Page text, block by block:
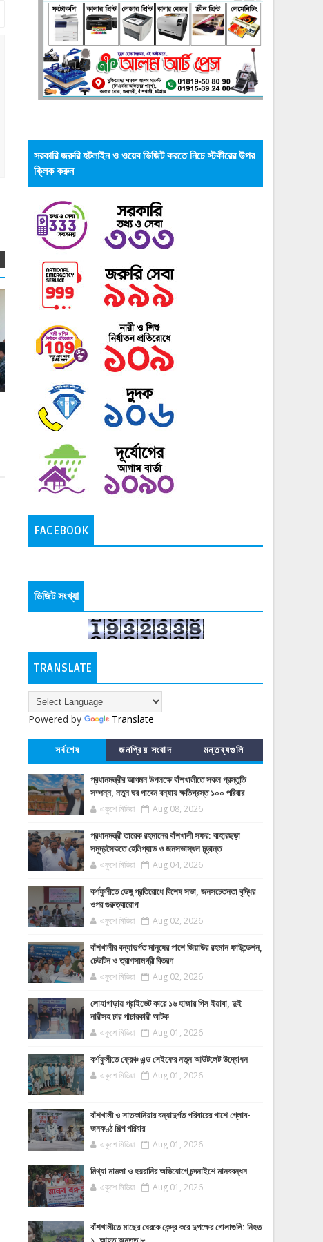
সরকারি জরুরি হটলাইন ও ওয়েব ভিজিট করতে নিচে স্টকীরের উপর
ক্লিক করুন
FACEBOOK
ভিজিট সংখ্যা
TRANSLATE
Powered by Translate
সর্বশেষ জনপ্রিয় সংবাদ মন্তব্যগুলি
প্রধানমন্ত্রীর আগমন উপলক্ষে বাঁশখালীতে সকল প্রস্তুতি
সম্পন্ন, নতুন ঘর পাবেন বন্যায় ক্ষতিগ্রস্ত ১০০ পরিবার
একুশে মিডিয়া Aug 08, 2026
প্রধানমন্ত্রী তারেক রহমানের বাঁশখালী সফর: বাহারছড়া
সমুদ্রসৈকতে হেলিপ্যাড ও জনসভাস্থল চূড়ান্ত
একুশে মিডিয়া Aug 04, 2026
কর্ণফুলীতে ডেঙ্গু প্রতিরোধে বিশেষ সভা, জনসচেতনতা বৃদ্ধির
ওপর গুরুত্বারোপ
একুশে মিডিয়া Aug 02, 2026
বাঁশখালীর বন্যাদুর্গত মানুষের পাশে জিয়াউর রহমান ফাউন্ডেশন,
ঢেউটিন ও ত্রাণসামগ্রী বিতরণ
একুশে মিডিয়া Aug 02, 2026
লোহাগাড়ায় প্রাইভেট কারে ১৬ হাজার পিস ইয়াবা, দুই
নারীসহ চার পাচারকারী আটক
একুশে মিডিয়া Aug 01, 2026
কর্ণফুলীতে ফ্রেঞ্চ এন্ড সেইফের নতুন আউটলেট উদ্বোধন
একুশে মিডিয়া Aug 01, 2026
বাঁশখালী ও সাতকানিয়ার বন্যাদুর্গত পরিবারের পাশে গ্লোব-
জনকণ্ঠ শিল্প পরিবার
একুশে মিডিয়া Aug 01, 2026
মিথ্যা মামলা ও হয়রানির অভিযোগে চন্দনাইশে মানববন্ধন
একুশে মিডিয়া Aug 01, 2026
বাঁশখালীতে মাছের ঘেরকে কেন্দ্র করে দুপক্ষের গোলাগুলি: নিহত